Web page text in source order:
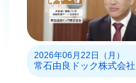
2026年06月22日（月）
常石由良ドック株式会社